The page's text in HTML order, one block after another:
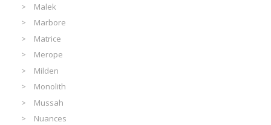
Malek
Marbore
Matrice
Merope
Milden
Monolith
Mussah
Nuances